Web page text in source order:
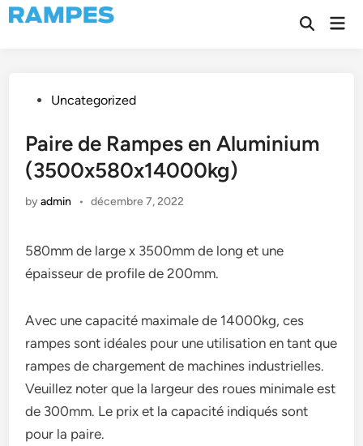
Skip
to
Open
PostedUncategorized
Paire de Rampes en Aluminium
(3500x580x14000kg)
byadmin • décembre 7, 2022
580mm de large x 3500mm de long et une
épaisseur de profile de 200mm.
Avec une capacité maximale de 14000kg, ces
rampes sont idéales pour une utilisation en tant que
rampes de chargement de machines industrielles.
Veuillez noter que la largeur des roues minimale est
de 300mm. Le prix et la capacité indiqués sont
pour la paire.